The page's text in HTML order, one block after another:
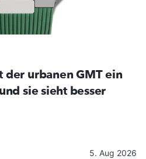
der urbanen GMT ein
sie sieht besser
5. Aug 2026